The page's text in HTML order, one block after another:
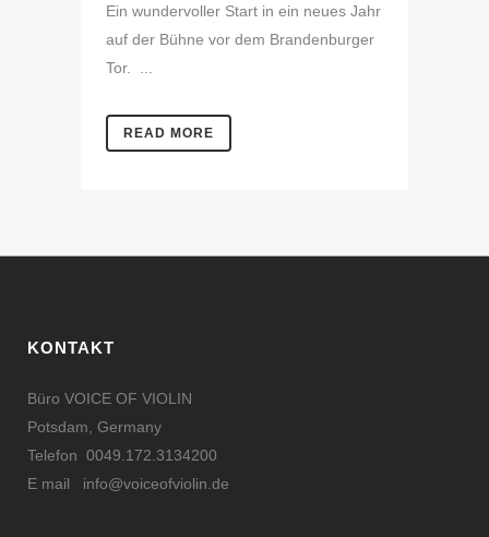
Ein wundervoller Start in ein neues Jahr
auf der Bühne vor dem Brandenburger
Tor. ...
READ MORE
KONTAKT
Büro VOICE OF VIOLIN
Potsdam, Germany
Telefon 0049.172.3134200
E mail info@voiceofviolin.de